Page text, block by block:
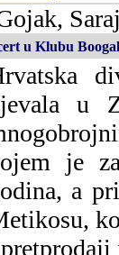
u Klubu
u
je
a